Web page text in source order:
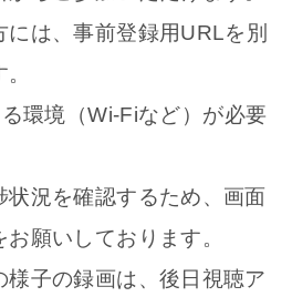
は、事前登録用URLを別
環境（Wi-Fiなど）が必要
況を確認するため、画面
願いしております。
子の録画は、後日視聴ア